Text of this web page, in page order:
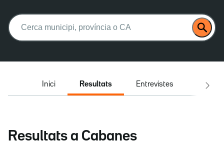
Buscar:
Inici Resultats Entrevistes El
Resultats a Cabanes